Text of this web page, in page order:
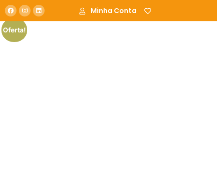
Minha Conta
Oferta!